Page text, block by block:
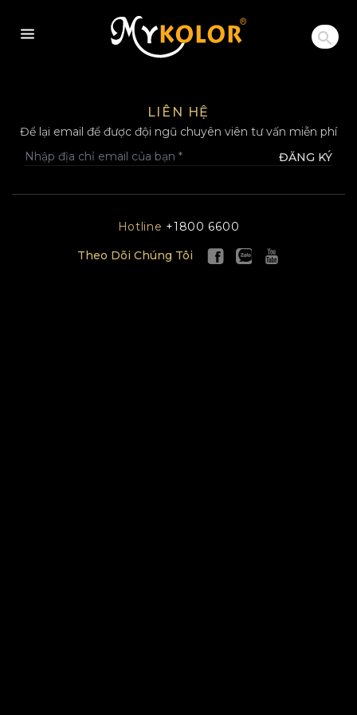
MYKOLOR
LIÊN HỆ
Để lại email để được đội ngũ chuyên viên tư vấn miễn phí
ĐĂNG KÝ
Hotline +1800 6600
Theo Dõi Chúng Tôi